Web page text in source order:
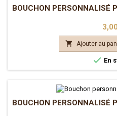
BOUCHON PERSONNALISÉ
Prix
 Ajouter au
 En
BOUCHON PERSONNALISÉ